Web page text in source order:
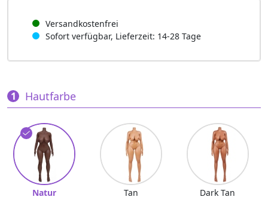
Versandkostenfrei
Sofort verfügbar, Lieferzeit: 14-28 Tage
Hautfarbe
Natur Tan Dark Tan